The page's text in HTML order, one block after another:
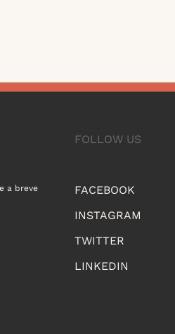
FOLLOW US
FACEBOOK
INSTAGRAM
TWITTER
LINKEDIN
a breve